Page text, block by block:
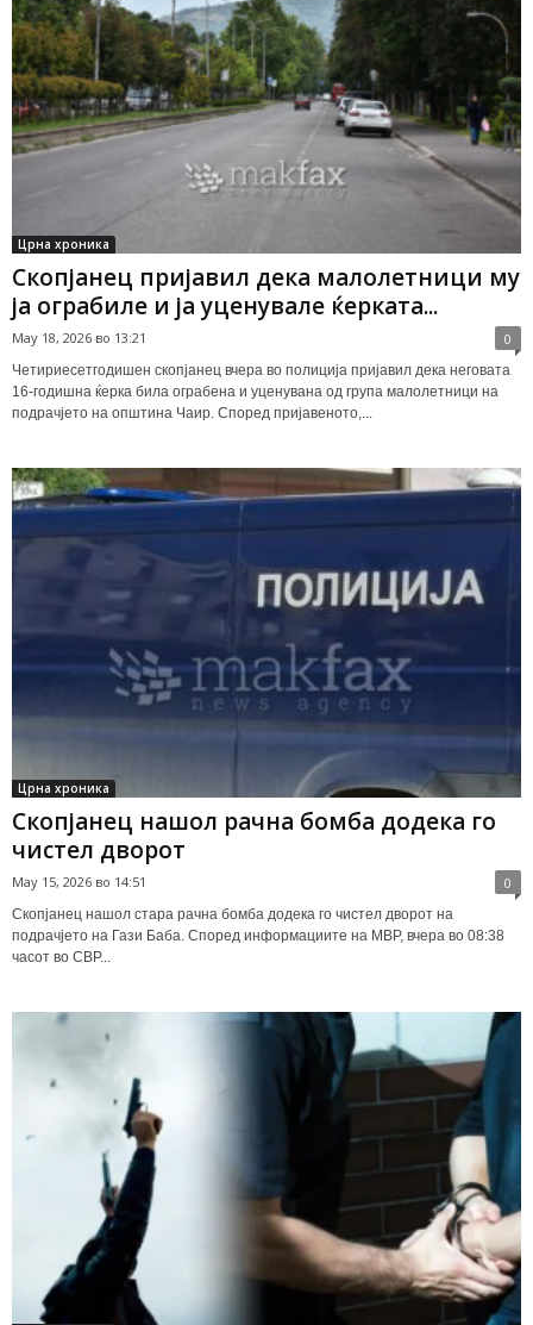
Црна хроника
Скопјанец пријавил дека малолетници му
ја ограбиле и ја уценувале ќерката...
May 18, 2026 во 13:21 0
Четириесетгодишен скопјанец вчера во полиција пријавил дека неговата
16-годишна ќерка била ограбена и уценувана од група малолетници на
подрачјето на општина Чаир. Според пријавеното,...
Црна хроника
Скопјанец нашол рачна бомба додека го
чистел дворот
May 15, 2026 во 14:51 0
Скопјанец нашол стара рачна бомба додека го чистел дворот на
подрачјето на Гази Баба. Според информациите на МВР, вчера во 08:38
часот во СВР...